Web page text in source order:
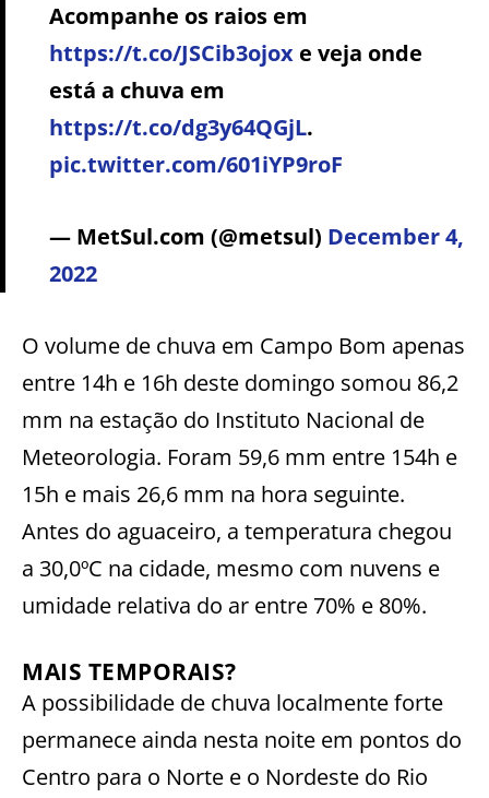
Acompanhe os raios em
https://t.co/JSCib3ojox e veja onde
está a chuva em
https://t.co/dg3y64QGjL.
pic.twitter.com/601iYP9roF
— MetSul.com (@metsul) December 4,
2022
O volume de chuva em Campo Bom apenas
entre 14h e 16h deste domingo somou 86,2
mm na estação do Instituto Nacional de
Meteorologia. Foram 59,6 mm entre 154h e
15h e mais 26,6 mm na hora seguinte.
Antes do aguaceiro, a temperatura chegou
a 30,0ºC na cidade, mesmo com nuvens e
umidade relativa do ar entre 70% e 80%.
MAIS TEMPORAIS?
A possibilidade de chuva localmente forte
permanece ainda nesta noite em pontos do
Centro para o Norte e o Nordeste do Rio